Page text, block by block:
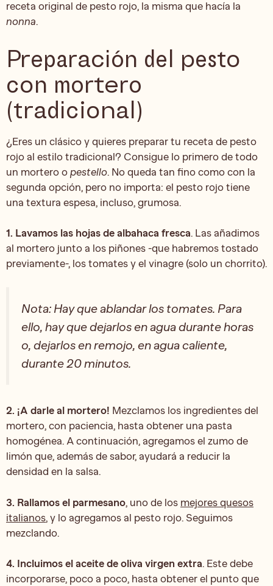
receta original de pesto rojo, la misma que hacía la
nonna.
Preparación del pesto
con mortero
(tradicional)
¿Eres un clásico y quieres preparar tu receta de pesto
rojo al estilo tradicional? Consigue lo primero de todo
un mortero o pestello. No queda tan fino como con la
segunda opción, pero no importa: el pesto rojo tiene
una textura espesa, incluso, grumosa.
1. Lavamos las hojas de albahaca fresca. Las añadimos
al mortero junto a los piñones -que habremos tostado
previamente-, los tomates y el vinagre (solo un chorrito).
Nota: Hay que ablandar los tomates. Para
ello, hay que dejarlos en agua durante horas
o, dejarlos en remojo, en agua caliente,
durante 20 minutos.
2. ¡A darle al mortero! Mezclamos los ingredientes del
mortero, con paciencia, hasta obtener una pasta
homogénea. A continuación, agregamos el zumo de
limón que, además de sabor, ayudará a reducir la
densidad en la salsa.
3. Rallamos el parmesano, uno de los mejores quesos
italianos, y lo agregamos al pesto rojo. Seguimos
mezclando.
4. Incluimos el aceite de oliva virgen extra. Este debe
incorporarse, poco a poco, hasta obtener el punto que